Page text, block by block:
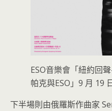
ESO音樂會「紐約回
帕克與ESO」9 月 19
下半場則由俄羅斯作曲家